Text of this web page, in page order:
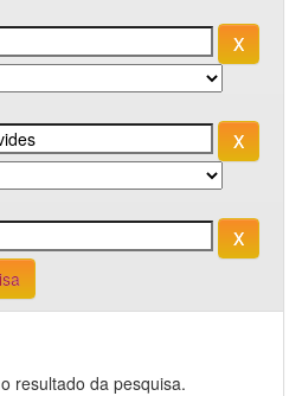
resultado da pesquisa.